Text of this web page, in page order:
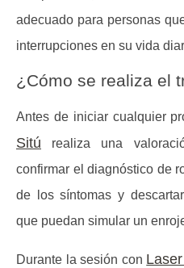
adecuado para personas
interrupciones en su vida
¿Cómo se realiza el
Antes de iniciar cualquier
Sitú realiza una
confirmar el diagnóstico de
de los síntomas y
que puedan simular un
Durante la sesión con